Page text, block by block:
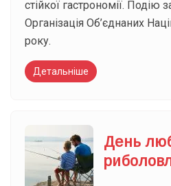
стійкої гастрономії. Подію
Організація Об’єднаних
року.
Детальніше
День